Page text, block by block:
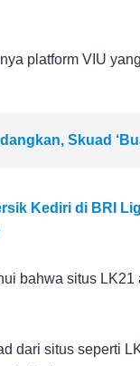
platform VIU
Skuad
Kediri di BRI
bahwa situs
dari situs seperti